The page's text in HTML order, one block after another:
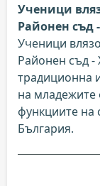
Ученици
Районен съд
Ученици
Районен съд -
традиционна
на младежите
функциите на
България.